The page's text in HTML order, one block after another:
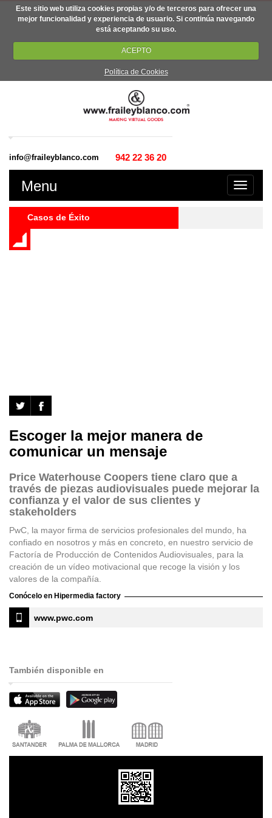
Este sitio web utiliza cookies propias y/o de terceros para ofrecer una
mejor funcionalidad y experiencia de usuario. Si continúa navegando
está aceptando su uso.
ACEPTO
Política de Cookies
info@fraileyblanco.com 942 22 36 20
Menu
Casos de Éxito
Escoger la mejor manera de
comunicar un mensaje
Price Waterhouse Coopers tiene claro que a
través de piezas audiovisuales puede mejorar la
confianza y el valor de sus clientes y
stakeholders
PwC, la mayor firma de servicios profesionales del mundo, ha
confiado en nosotros y más en concreto, en nuestro servicio de
Factoría de Producción de Contenidos Audiovisuales, para la
creación de un vídeo motivacional que recoge la visión y los
valores de la compañía.
Conócelo en Hipermedia factory
www.pwc.com
También disponible en